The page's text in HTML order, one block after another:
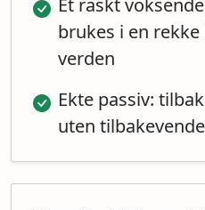
Et raskt
brukes i en
verden
Ekte passiv:
uten